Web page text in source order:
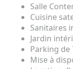
Salle
Cuisine
Sanitaires
Jardin
Parking de
Mise à